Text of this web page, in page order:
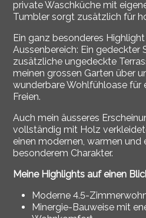
private Waschküche mit
Tumbler sorgt zusätzlich für
Ein ganz besonderes
Aussenbereich: Ein gedeckter
zusätzliche ungedeckte
meinen grossen Garten über
wunderbare Wohlfühloase für
Freien.
Auch mein äusseres
vollständig mit Holz
einen modernen, warmen und
besonderem Charakter.
Meine Highlights auf einen
Moderne 4.5-
Minergie-Bauweise mit